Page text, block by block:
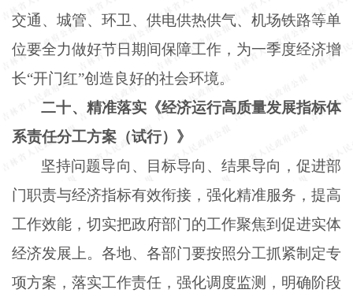
交通、城管、环卫、供电供热供气、机场铁路等单
位要全力做好节日期间保障工作，为一季度经济增
长“开门红”创造良好的社会环境。
二十、精准落实《经济运行高质量发展指标体
系责任分工方案（试行）》
坚持问题导向、目标导向、结果导向，促进部
门职责与经济指标有效衔接，强化精准服务，提高
工作效能，切实把政府部门的工作聚焦到促进实体
经济发展上。各地、各部门要按照分工抓紧制定专
项方案，落实工作责任，强化调度监测，明确阶段